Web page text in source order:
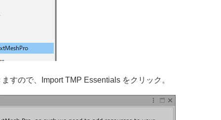
すので、Import TMP Essentials をクリック。